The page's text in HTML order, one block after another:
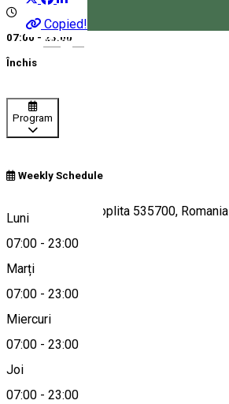
Magyar
Copied!
07:00 - 23:00
Închis
Program
Weekly Schedule
Luni
07:00 - 23:00
Marți
07:00 - 23:00
Miercuri
07:00 - 23:00
Joi
07:00 - 23:00
Strada Gării 16, Toplita 535700, Romania
Hartă